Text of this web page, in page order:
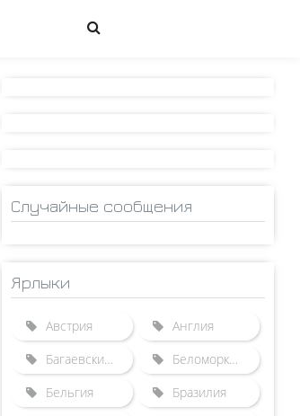
Случайные сообщения
Ярлыки
Австрия
Англия
Багаевский гидроузел
Беломорканал
Бельгия
Бразилия